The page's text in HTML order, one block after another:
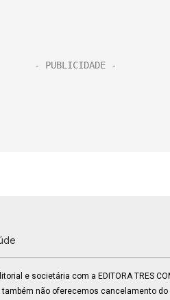
e societária com a EDITORA TRES
não oferecemos cancelamento